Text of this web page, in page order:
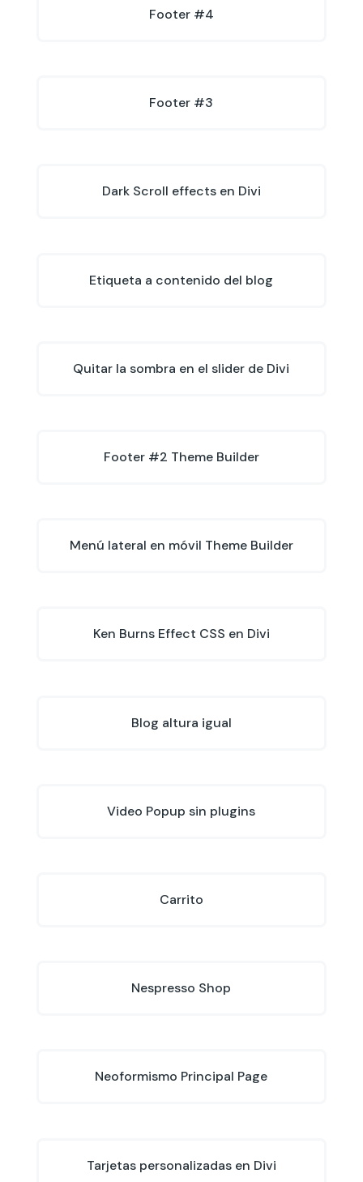
Footer #4
Footer #3
Dark Scroll effects en Divi
Etiqueta a contenido del blog
Quitar la sombra en el slider de Divi
Footer #2 Theme Builder
Menú lateral en móvil Theme Builder
Ken Burns Effect CSS en Divi
Blog altura igual
Video Popup sin plugins
Carrito
Nespresso Shop
Neoformismo Principal Page
Tarjetas personalizadas en Divi